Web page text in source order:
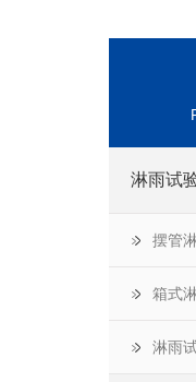
淋雨试
摆管
箱式
淋雨